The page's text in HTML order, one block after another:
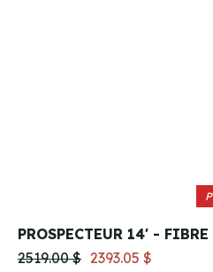
PROSPECTEUR 14' - FIBRE
2519.00 $ 2393.05 $